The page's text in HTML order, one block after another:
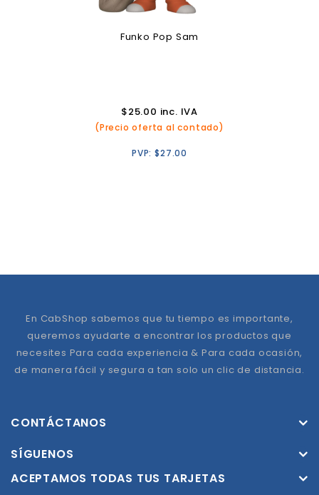
Funko Pop Sam
$25.00 inc. IVA
(Precio oferta al contado)
PVP:$27.00
En CabShop sabemos que tu tiempo es importante,
queremos ayudarte a encontrar los productos que
necesites Para cada experiencia & Para cada ocasión,
de manera fácil y segura a tan solo un clic de distancia.
CONTÁCTANOS
SÍGUENOS
ACEPTAMOS TODAS TUS TARJETAS